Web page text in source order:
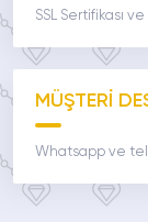
SSL Sertifikası
MÜŞTERİ
Whatsapp ve